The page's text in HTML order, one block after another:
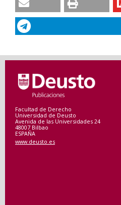
Facultad de Derecho
Universidad de Deusto
Avenida de las Universidades 24
48007 Bilbao
ESPAÑA
www.deusto.es